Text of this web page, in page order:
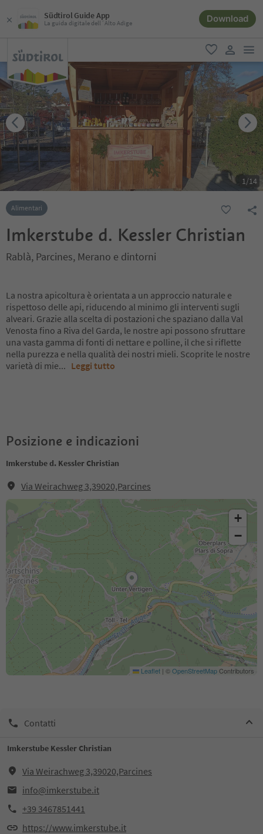
Südtirol Guide App
La guida digitale dell´Alto Adige Download
favoriti
user link
1/14
Alimentari
Imkerstube d. Kessler Christian
Rablà, Parcines, Merano e dintorni
La nostra apicoltura è orientata a un approccio naturale e
rispettoso delle api, riducendo al minimo gli interventi sugli
alveari. Grazie alla scelta di postazioni che spaziano dalla Val
Venosta fino a Riva del Garda, le nostre api possono sfruttare
una vasta gamma di fonti di nettare e polline, il che si riflette
nella purezza e nella qualità dei nostri mieli. Scoprite le nostre
varietà di mie... Leggi tutto
Posizione e indicazioni
Imkerstube d. Kessler Christian
Via Weirachweg 3,39020,Parcines
+
−
Leaflet | ©OpenStreetMapContributors
Contatti
Imkerstube Kessler Christian
Via Weirachweg 3,39020,Parcines
info@imkerstube.it
+39 3467851441
https://www.imkerstube.it